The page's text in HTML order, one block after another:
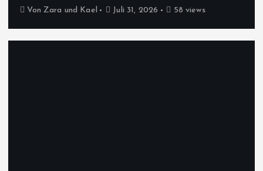
Von Zara und Kael Juli 31, 2026 58 views